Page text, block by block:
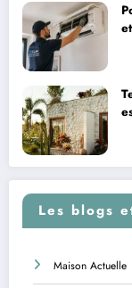
Les blogs
Maison Actuelle